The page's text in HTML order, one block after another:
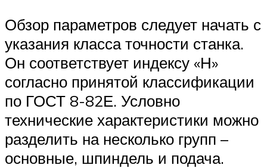
Обзор параметров следует начать с
указания класса точности станка.
Он соответствует индексу «Н»
согласно принятой классификации
по ГОСТ 8-82Е. Условно
технические характеристики можно
разделить на несколько групп –
основные, шпиндель и подача.